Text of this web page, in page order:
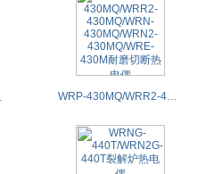
WRP-430MQ/WRR2-430MQ/WRN-430MQ/WRN2-430MQ/WRE-430M耐磨切断热电偶